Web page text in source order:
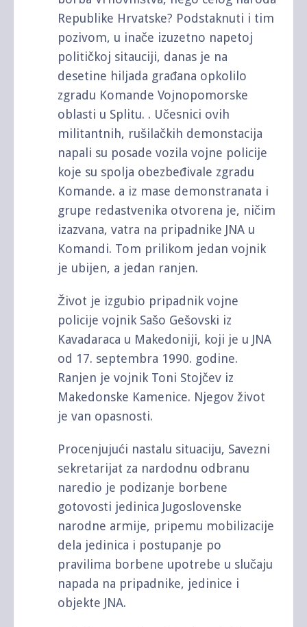
Republike Hrvatske? Podstaknuti i tim
pozivom, u inače izuzetno napetoj
političkoj sitauciji, danas je na
desetine hiljada građana opkolilo
zgradu Komande Vojnopomorske
oblasti u Splitu. . Učesnici ovih
militantnih, rušilačkih demonstacija
napali su posade vozila vojne policije
koje su spolja obezbeđivale zgradu
Komande. a iz mase demonstranata i
grupe redastvenika otvorena je, ničim
izazvana, vatra na pripadnike JNA u
Komandi. Tom prilikom jedan vojnik
je ubijen, a jedan ranjen.
Život je izgubio pripadnik vojne
policije vojnik Sašo Gešovski iz
Kavadaraca u Makedoniji, koji je u JNA
od 17. septembra 1990. godine.
Ranjen je vojnik Toni Stojčev iz
Makedonske Kamenice. Njegov život
je van opasnosti.
Procenjujući nastalu situaciju, Savezni
sekretarijat za nardodnu odbranu
naredio je podizanje borbene
gotovosti jedinica Jugoslovenske
narodne armije, pripemu mobilizacije
dela jedinica i postupanje po
pravilima borbene upotrebe u slučaju
napada na pripadnike, jedinice i
objekte JNA.